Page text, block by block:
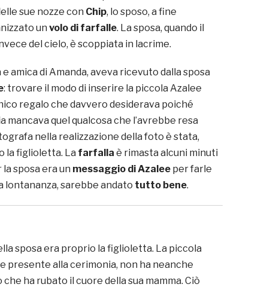
sue nozze con Chip, lo sposo, a fine
un volo di farfalle. La sposa, quando il
del cielo, è scoppiata in lacrime.
amica di Amanda, aveva ricevuto dalla sposa
: trovare il modo di inserire la piccola Azalee
regalo che davvero desiderava poiché
mancava quel qualcosa che l’avrebbe resa
nella realizzazione della foto è stata,
la figlioletta. La farfalla è rimasta alcuni minuti
sposa era un messaggio di Azalee per farle
lontananza, sarebbe andato tutto bene.
sposa era proprio la figlioletta. La piccola
presente alla cerimonia, non ha neanche
ha rubato il cuore della sua mamma. Ciò